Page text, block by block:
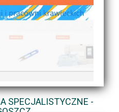
SPECJALISTYCZNE -